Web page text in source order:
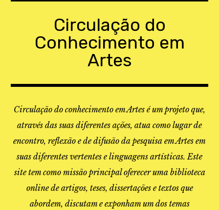
Circulação do
Conhecimento em
Artes
Circulação do conhecimento em Artes é um projeto que,
através das suas diferentes ações, atua como lugar de
encontro, reflexão e de difusão da pesquisa em Artes em
suas diferentes vertentes e linguagens artísticas. Este
site tem como missão principal oferecer uma biblioteca
online de artigos, teses, dissertações e textos que
abordem, discutam e exponham um dos temas